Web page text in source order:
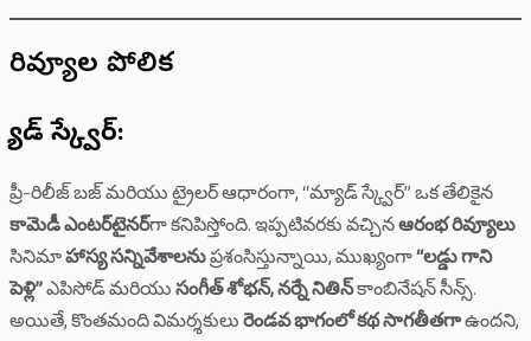
రివ్యూల పోలిక
మ్యాడ్ స్క్వేర్:
ప్రీ-రిలీజ్ బజ్ మరియు ట్రైలర్ ఆధారంగా, “మ్యాడ్ స్క్వేర్” ఒక తేలికైన
కామెడీ ఎంటర్‌టైనర్‌గా కనిపిస్తోంది. ఇప్పటివరకు వచ్చినఆరంభ రివ్యూలు
సినిమాహాస్య సన్నివేశాలనుప్రశంసిస్తున్నాయి, ముఖ్యంగా“లడ్డు గాని
పెళ్లి”ఎపిసోడ్ మరియుసంగీత్ శోభన్, నర్నే నితిన్కాంబినేషన్ సీన్స్.
అయితే, కొంతమంది విమర్శకులురెండవ భాగంలో కథ సాగతీతగాఉందని,